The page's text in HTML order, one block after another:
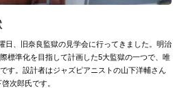
日、旧奈良監獄の見学会に行ってきました。明治
標準化を目指して計画した5大監獄の一つで、唯
す。設計者はジャズピアニストの山下洋輔さん
次郎氏です。